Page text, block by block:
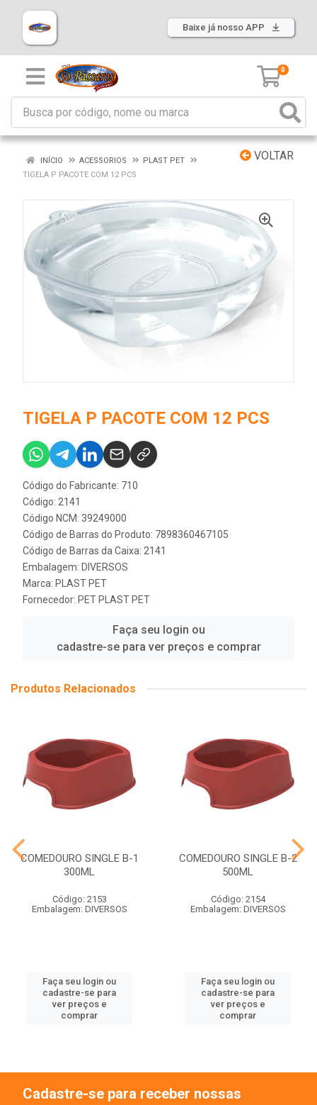
Baixe já nosso APP
0
VOLTAR
INÍCIO ACESSORIOS
PLAST PET
TIGELA P PACOTE COM 12 PCS
TIGELA P PACOTE COM 12 PCS
Código do Fabricante: 710
Código: 2141
Código NCM: 39249000
Código de Barras do Produto: 7898360467105
Código de Barras da Caixa: 2141
Embalagem: DIVERSOS
Marca: PLAST PET
Fornecedor: PET PLAST PET
Faça seu login ou
cadastre-se para ver preços e comprar
Produtos Relacionados
COMEDOURO SINGLE B-1
300ML
Código: 2153
Embalagem: DIVERSOS
Faça seu login ou
cadastre-se para
ver preços e
comprar
COMEDOURO SINGLE B-2
500ML
Código: 2154
Embalagem: DIVERSOS
Faça seu login ou
cadastre-se para
ver preços e
comprar
Cadastre-se para receber nossas